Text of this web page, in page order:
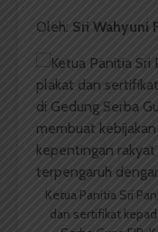
Oleh: Sri Wahyuni
Ketua Panitia Sri
dan sertifikat